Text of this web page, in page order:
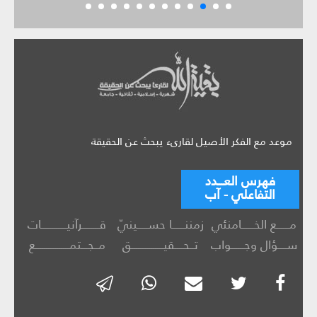
موعد مع الفكر الأصيل لقارىء يبحث عن الحقيقة
فهرس العـــدد
التفاعلي - آب
مــــــع الخــــــامنئي زمننــــــا حســـــينيّ
قــــــــرآنيــــــــــــات
ســــؤال وجــــــواب
تــحــــقيـــــــــــــــق مــجـــتمــــــــــــــــع